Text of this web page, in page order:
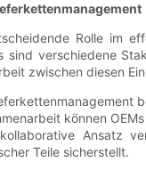
Rolle im
sind verschiedene
zwischen diesen
können
Ansatz
Teile sicherstellt.